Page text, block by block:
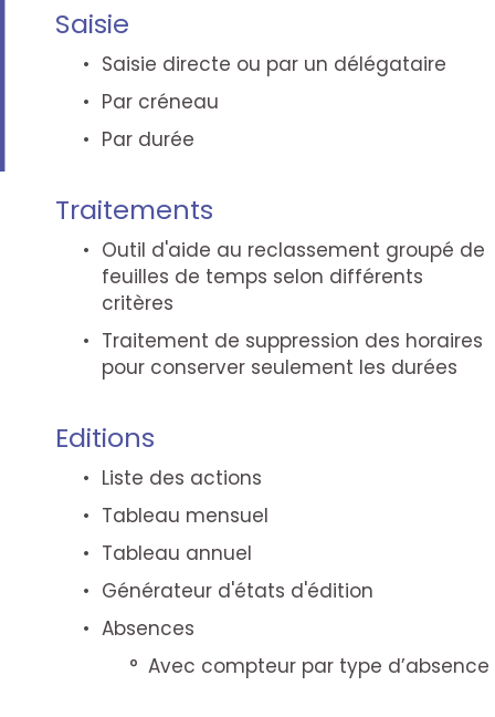
Saisie
Saisie directe ou par un délégataire
Par créneau
Par durée
Traitements
Outil d'aide au reclassement groupé de
feuilles de temps selon différents
critères
Traitement de suppression des horaires
pour conserver seulement les durées
Editions
Liste des actions
Tableau mensuel
Tableau annuel
Générateur d'états d'édition
Absences
Avec compteur par type d’absence